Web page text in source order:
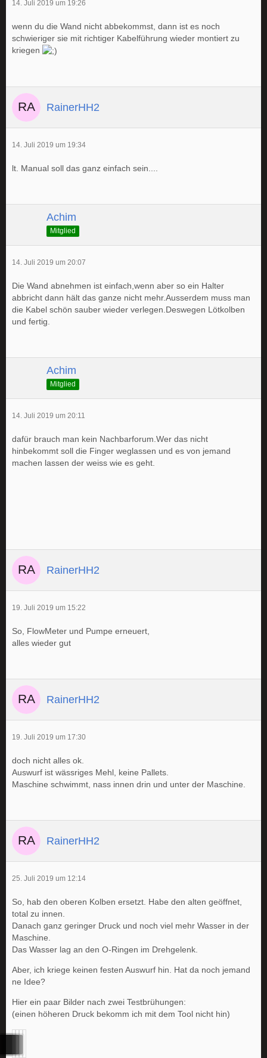
14. Juli 2019 um 19:26
wenn du die Wand nicht abbekommst, dann ist es noch
schwieriger sie mit richtiger Kabelführung wieder montiert zu
kriegen
RainerHH2
14. Juli 2019 um 19:34
lt. Manual soll das ganz einfach sein....
Achim
Mitglied
14. Juli 2019 um 20:07
Die Wand abnehmen ist einfach,wenn aber so ein Halter
abbricht dann hält das ganze nicht mehr.Ausserdem muss man
die Kabel schön sauber wieder verlegen.Deswegen Lötkolben
und fertig.
Achim
Mitglied
14. Juli 2019 um 20:11
dafür brauch man kein Nachbarforum.Wer das nicht
hinbekommt soll die Finger weglassen und es von jemand
machen lassen der weiss wie es geht.
RainerHH2
19. Juli 2019 um 15:22
So, FlowMeter und Pumpe erneuert,
alles wieder gut
RainerHH2
19. Juli 2019 um 17:30
doch nicht alles ok.
Auswurf ist wässriges Mehl, keine Pallets.
Maschine schwimmt, nass innen drin und unter der Maschine.
RainerHH2
25. Juli 2019 um 12:14
So, hab den oberen Kolben ersetzt. Habe den alten geöffnet,
total zu innen.
Danach ganz geringer Druck und noch viel mehr Wasser in der
Maschine.
Das Wasser lag an den O-Ringen im Drehgelenk.
Aber, ich kriege keinen festen Auswurf hin. Hat da noch jemand
ne Idee?
Hier ein paar Bilder nach zwei Testbrühungen:
(einen höheren Druck bekomm ich mit dem Tool nicht hin)